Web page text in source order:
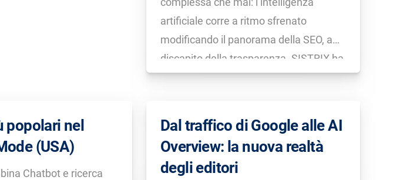
artificiale corre a ritmo sfrenato
modificando il panorama della SEO, a
discapito della trasparenza. SISTRIX ha
condotto uno studio dedicato alla
popolari nel
(USA)
Chatbot e ricerca
Dal traffico di Google alle AI
Overview: la nuova realtà
degli editori